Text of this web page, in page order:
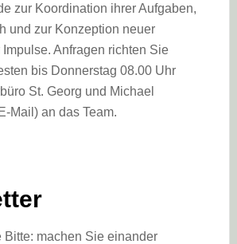
zur Koordination ihrer Aufgaben,
und zur Konzeption neuer
Anfragen richten Sie
bis Donnerstag 08.00 Uhr
St. Georg und Michael
Mail) an das Team.
Bitte: machen Sie einander